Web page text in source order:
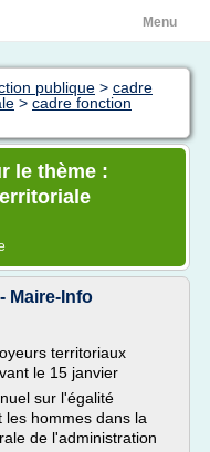
Menu
publique > cadre
> cadre fonction
le thème :
Maire-Info
territoriaux
le 15 janvier
sur l'égalité
les hommes dans la
de l'administration